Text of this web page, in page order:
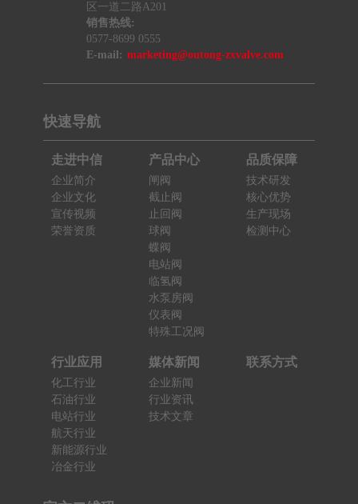
区一道二路A201
销售热线:
0577-8699 0555
E-mail: marketing@outong-zxvalve.com
快速导航
走进中信
企业简介
企业文化
宣传视频
荣誉资质
产品中心
闸阀
截止阀
止回阀
球阀
蝶阀
电站阀
临氢阀
水泵房阀
仪表阀
特殊工况阀
品质保障
技术研发
核心优势
生产现场
检测中心
行业应用
化工行业
石油行业
电站行业
航天行业
新能源行业
冶金行业
媒体新闻
企业新闻
行业资讯
技术文章
联系方式